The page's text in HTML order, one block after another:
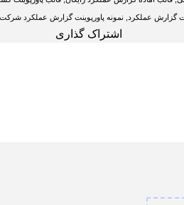
گزارش عملکرد نمونه پاورپوینت گزارش عملکرد شرکت
اشتراک گذاری